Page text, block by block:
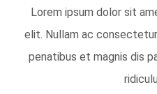
Lorem ipsum dolor sit
elit. Nullam ac
penatibus et magnis dis